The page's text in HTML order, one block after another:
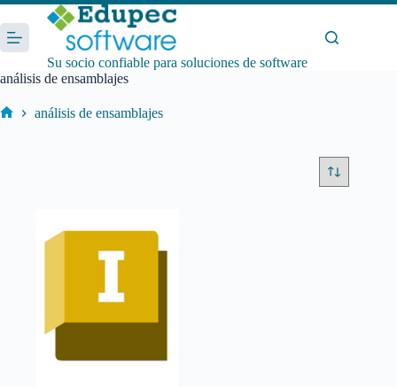
Saltar
al
contenido
Su socio confiable para soluciones de software
análisis de ensamblajes
análisis de ensamblajes